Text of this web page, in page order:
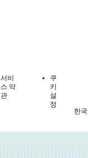
서비
스 약
관
쿠
키
설
정
한